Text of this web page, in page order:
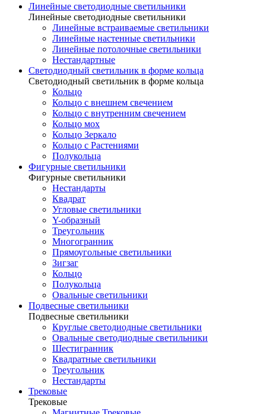
Линейные светодиодные светильники
Линейные светодиодные светильники
Линейные встраиваемые светильники
Линейные настенные светильники
Линейные потолочные светильники
Нестандартные
Светодиодный светильник в форме кольца
Светодиодный светильник в форме кольца
Кольцо
Кольцо с внешнем свечением
Кольцо с внутренним свечением
Кольцо мох
Кольцо Зеркало
Кольцо с Растениями
Полукольца
Фигурные светильники
Фигурные светильники
Нестандарты
Квадрат
Угловые светильники
Y-образный
Треугольник
Многогранник
Прямоугольные светильники
Зигзаг
Кольцо
Полукольца
Овальные светильники
Подвесные светильники
Подвесные светильники
Круглые светодиодные светильники
Овальные светодиодные светильники
Шестигранник
Квадратные светильники
Треугольник
Нестандарты
Трековые
Трековые